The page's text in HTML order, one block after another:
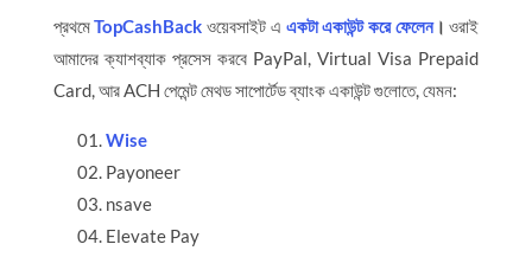
প্রথমেTopCashBack ওয়েবসাইট এ একটা একাউন্ট করে ফেলেন। ওরাই
আমাদের ক্যাশব্যাক প্রসেস করবে PayPal, Virtual Visa Prepaid
Card, আর ACH পেমেন্ট মেথড সাপোর্টেড ব্যাংক একাউন্ট গুলোতে, যেমন:
Wise
Payoneer
nsave
Elevate Pay